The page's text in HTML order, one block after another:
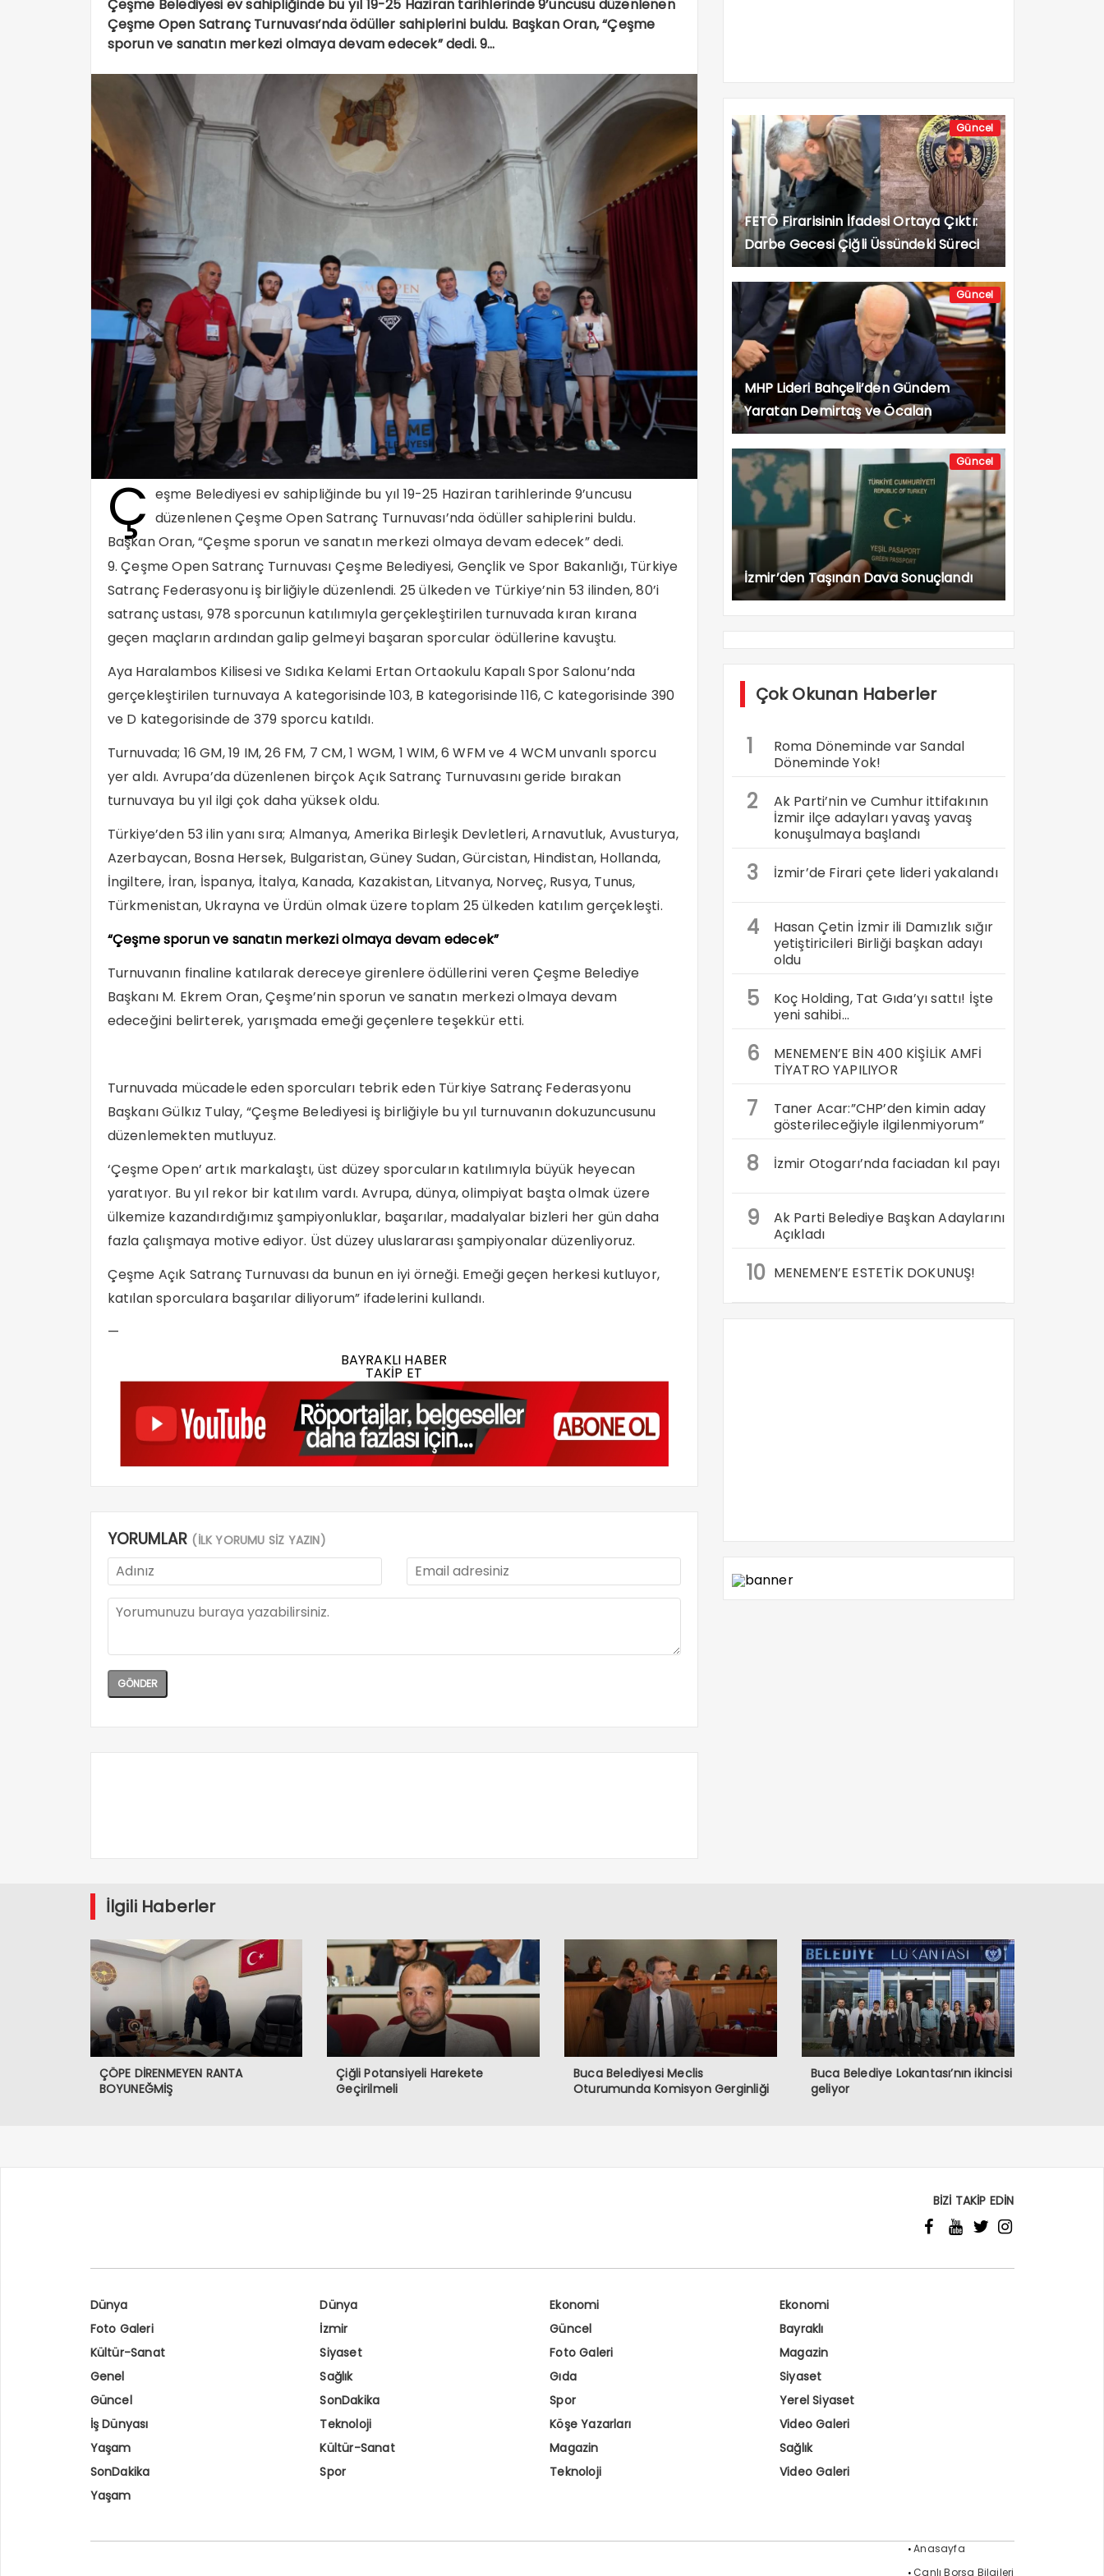
Çeşme Belediyesi ev sahipliğinde bu yıl 19-25 Haziran tarihlerinde 9’uncusu düzenlenen
Çeşme Open Satranç Turnuvası’nda ödüller sahiplerini buldu. Başkan Oran, “Çeşme
sporun ve sanatın merkezi olmaya devam edecek” dedi. 9…
Ç eşme Belediyesi ev sahipliğinde bu yıl 19-25 Haziran tarihlerinde 9’uncusu
düzenlenen Çeşme Open Satranç Turnuvası’nda ödüller sahiplerini buldu.
Başkan Oran, “Çeşme sporun ve sanatın merkezi olmaya devam edecek” dedi.
9. Çeşme Open Satranç Turnuvası Çeşme Belediyesi, Gençlik ve Spor Bakanlığı, Türkiye
Satranç Federasyonu iş birliğiyle düzenlendi. 25 ülkeden ve Türkiye’nin 53 ilinden, 80’i
satranç ustası, 978 sporcunun katılımıyla gerçekleştirilen turnuvada kıran kırana
geçen maçların ardından galip gelmeyi başaran sporcular ödüllerine kavuştu.
Aya Haralambos Kilisesi ve Sıdıka Kelami Ertan Ortaokulu Kapalı Spor Salonu’nda
gerçekleştirilen turnuvaya A kategorisinde 103, B kategorisinde 116, C kategorisinde 390
ve D kategorisinde de 379 sporcu katıldı.
Turnuvada; 16 GM, 19 IM, 26 FM, 7 CM, 1 WGM, 1 WIM, 6 WFM ve 4 WCM unvanlı sporcu
yer aldı. Avrupa’da düzenlenen birçok Açık Satranç Turnuvasını geride bırakan
turnuvaya bu yıl ilgi çok daha yüksek oldu.
Türkiye’den 53 ilin yanı sıra; Almanya, Amerika Birleşik Devletleri, Arnavutluk, Avusturya,
Azerbaycan, Bosna Hersek, Bulgaristan, Güney Sudan, Gürcistan, Hindistan, Hollanda,
İngiltere, İran, İspanya, İtalya, Kanada, Kazakistan, Litvanya, Norveç, Rusya, Tunus,
Türkmenistan, Ukrayna ve Ürdün olmak üzere toplam 25 ülkeden katılım gerçekleşti.
“Çeşme sporun ve sanatın merkezi olmaya devam edecek”
Turnuvanın finaline katılarak dereceye girenlere ödüllerini veren Çeşme Belediye
Başkanı M. Ekrem Oran, Çeşme’nin sporun ve sanatın merkezi olmaya devam
edeceğini belirterek, yarışmada emeği geçenlere teşekkür etti.
Turnuvada mücadele eden sporcuları tebrik eden Türkiye Satranç Federasyonu
Başkanı Gülkız Tulay, “Çeşme Belediyesi iş birliğiyle bu yıl turnuvanın dokuzuncusunu
düzenlemekten mutluyuz.
‘Çeşme Open’ artık markalaştı, üst düzey sporcuların katılımıyla büyük heyecan
yaratıyor. Bu yıl rekor bir katılım vardı. Avrupa, dünya, olimpiyat başta olmak üzere
ülkemize kazandırdığımız şampiyonluklar, başarılar, madalyalar bizleri her gün daha
fazla çalışmaya motive ediyor. Üst düzey uluslararası şampiyonalar düzenliyoruz.
Çeşme Açık Satranç Turnuvası da bunun en iyi örneği. Emeği geçen herkesi kutluyor,
katılan sporculara başarılar diliyorum” ifadelerini kullandı.
—
BAYRAKLI HABER
TAKİP ET
YORUMLAR (İLK YORUMU SİZ YAZIN)
Güncel
FETÖ Firarisinin İfadesi Ortaya Çıktı:
Darbe Gecesi Çiğli Üssündeki Süreci
Anlattı
Güncel
MHP Lideri Bahçeli’den Gündem
Yaratan Demirtaş ve Öcalan
Açıklaması
Güncel
İzmir’den Taşınan Dava Sonuçlandı
Çok Okunan Haberler
1
Roma Döneminde var Sandal
Döneminde Yok!
2
Ak Parti’nin ve Cumhur ittifakının
İzmir ilçe adayları yavaş yavaş
konuşulmaya başlandı
3 İzmir’de Firari çete lideri yakalandı
4
Hasan Çetin İzmir ili Damızlık sığır
yetiştiricileri Birliği başkan adayı
oldu
5
Koç Holding, Tat Gıda’yı sattı! İşte
yeni sahibi…
6
MENEMEN’E BİN 400 KİŞİLİK AMFİ
TİYATRO YAPILIYOR
7
Taner Acar:”CHP’den kimin aday
gösterileceğiyle ilgilenmiyorum”
8 İzmir Otogarı’nda faciadan kıl payı
9
Ak Parti Belediye Başkan Adaylarını
Açıkladı
10 MENEMEN’E ESTETİK DOKUNUŞ!
İlgili Haberler
ÇÖPE DİRENMEYEN RANTA
BOYUNEĞMİŞ
Çiğli Potansiyeli Harekete
Geçirilmeli
Buca Belediyesi Meclis
Oturumunda Komisyon Gerginliği
Buca Belediye Lokantası’nın ikincisi
geliyor
BİZİ TAKİP EDİN
Dünya Dünya Ekonomi
Ekonomi
Foto Galeri
İzmir Güncel
Bayraklı
Kültür-Sanat
Siyaset Foto Galeri
Magazin
Genel
Sağlık Gıda
Siyaset
Güncel
SonDakika Spor
Yerel Siyaset
İş Dünyası
Teknoloji Köşe Yazarları
Video Galeri
Yaşam
Kültür-Sanat Magazin
Sağlık
SonDakika
Spor Teknoloji
Video Galeri
Yaşam
Anasayfa
Canlı Borsa Bilgileri